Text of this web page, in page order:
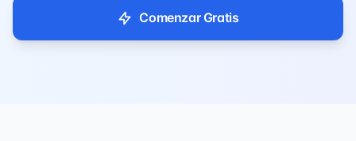
Comenzar Gratis